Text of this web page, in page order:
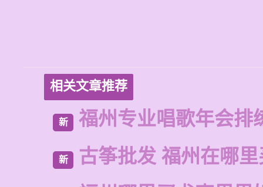
相关文章推荐
新 福州专业唱歌年会排
新
古筝批发 福州在哪